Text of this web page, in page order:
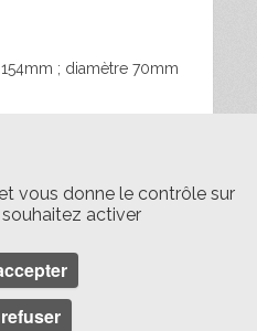
; diamètre 70mm
(fréquence d’une
; me consulter) ;
métropolitaine
vous donne le contrôle sur
activer